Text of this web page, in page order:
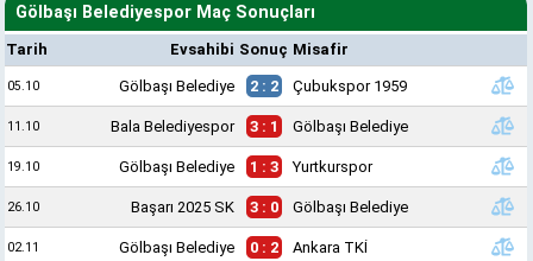
Gölbaşı Belediyespor Maç Sonuçları
Tarih Evsahibi Sonuç Misafir
05.10 Gölbaşı Belediye 2 : 2 Çubukspor 1959
11.10 Bala Belediyespor 3 : 1 Gölbaşı Belediye
19.10 Gölbaşı Belediye 1 : 3 Yurtkurspor
26.10 Başarı 2025 SK 3 : 0 Gölbaşı Belediye
02.11 Gölbaşı Belediye 0 : 2 Ankara TKİ